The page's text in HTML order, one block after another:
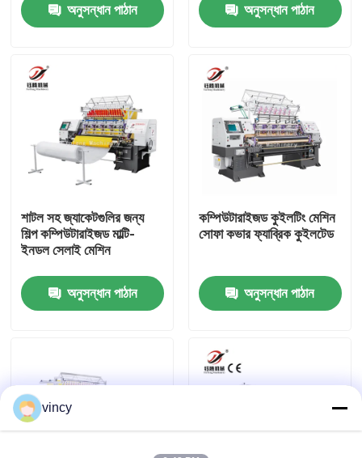
ভিডিও
আমাদের সম্পর্কে
মান নিয়ন্ত্রণ
আমাদের সাথে যোগাযোগ
কম্পিউটারাইজড চেইন স্টিচ কুইলটিং মেশিন
অনুসন্ধান পাঠান অনুসন্ধান পাঠান
শাটল সহ জ্যাকেটগুলির জন্য
শিল্প কম্পিউটারাইজড মাল্টি-
ইনডল সেলাই মেশিন
অনুসন্ধান পাঠান
কম্পিউটারাইজড কুইলটিং মেশিন
সোফা কভার ফ্যাব্রিক কুইলটেড
অনুসন্ধান পাঠান
vincy